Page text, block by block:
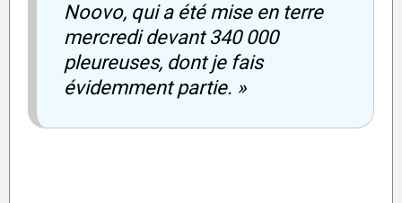
Noovo, qui a été mise en terre
mercredi devant 340 000
pleureuses, dont je fais
évidemment partie. »